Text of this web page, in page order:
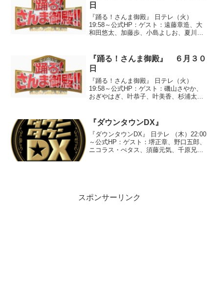
日
『踊る！さんま御殿』 日テレ（火）
19:58～公式HP：ゲスト：遠藤章造、大
和田悠太、加藤歩、小島よしお、夏川
レンタイン直前だからさびしい男達に愛
の手をSP●テーマ『大...
『踊る！さんま御殿』 ６月３０
日
『踊る！さんま御殿』 日テレ（火）
19:58～公式HP：ゲスト：磯山さやか、
おぎやはぎ、叶恭子、叶美香、杉浦太
食男VS肉食女●テーマ『私のまわりの必
死すぎて怖い人』○兵庫...
『ダウンタウンDX』
『ダウンタウンDX』 日テレ （木）22:00
～公式HP：ゲスト：堺正章、野口五郎、
ニコラス・ぺタス、須藤元気、千原兄
スポンサーリンク